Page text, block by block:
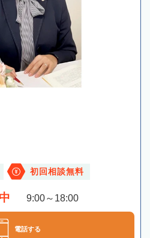
初回相談無料
9:00～18:00
電話する